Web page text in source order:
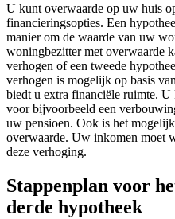
U kunt overwaarde op uw huis
financieringsopties. Een
manier om de waarde van uw
woningbezitter met overwaarde
verhogen of een tweede
verhogen is mogelijk op basis
biedt u extra financiële ruimte.
voor bijvoorbeeld een
uw pensioen. Ook is het
overwaarde. Uw inkomen moet
deze verhoging.
Stappenplan voor
derde hypotheek